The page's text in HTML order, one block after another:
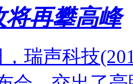
将再攀高峰
，瑞声科技